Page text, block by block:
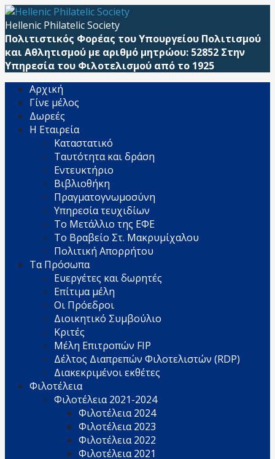
Μετάβαση
απευθείας
στο
περιεχόμενο
Hellenic Philatelic Society
Πολιτιστικός Φορέας του Υπουργείου Πολιτισμού
και Αθλητισμού με αριθμό μητρώου: 52852 Στην
Υπηρεσία του Φιλοτελισμού από το 1925
Αρχική
Γίνε μέλος
Δωρεές
Η Εταιρεία
Καταστατικό
Ταυτότητα και δράση
Εντευκτήριο
Βιβλιοθήκη
Πραγματογνωμοσύνη
Υπηρεσία τευχιδίων
Το Μετάλλιο της ΕΦΕ
Το Βραβείο Στ. Μακρυμίχαλου
Πολιτική Απορρήτου
Τα Πρόσωπα
Ευεργέτες και δωρητές
Επίτιμα μέλη
Οι Πρόεδροι
Διοικητικό Συμβούλιο
Κριτές
Μέλη Επιτροπών FIP
Δέλτος Διαπρεπών Φιλοτελιστών (RDP)
Διακεκριμένοι εκθέτες
Φιλοτέλεια
Φιλοτέλεια 2021-2024
Φιλοτέλεια 2024
Φιλοτέλεια 2023
Φιλοτέλεια 2022
Φιλοτέλεια 2021